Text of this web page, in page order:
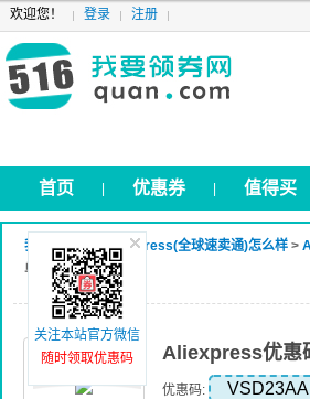
欢迎您！ 登录 注册
首页 优惠券 值得买
我要领券网 >Aliexpress(全球速卖通)怎么样 >
单
Aliexpress优惠
优惠码: VSD23AA
关注本站官方微信
随时领取优惠码